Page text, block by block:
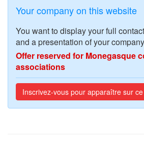
Your company on this website
You want to display your full
and a presentation of your
Offer reserved for Monegasque
associations
Inscrivez-vous pour apparaître sur